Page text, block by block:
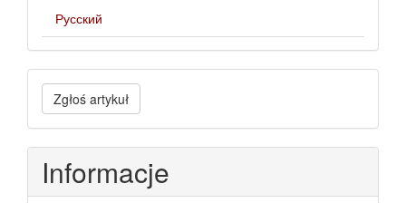
Русский
Zgłoś
artykuł
Zgłoś artykuł
Informacje